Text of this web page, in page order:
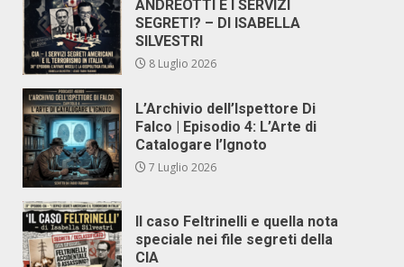
ANDREOTTI E I SERVIZI
SEGRETI? – DI ISABELLA
SILVESTRI
8 Luglio 2026
L’Archivio dell’Ispettore Di
Falco | Episodio 4: L’Arte di
Catalogare l’Ignoto
7 Luglio 2026
Il caso Feltrinelli e quella nota
speciale nei file segreti della
CIA